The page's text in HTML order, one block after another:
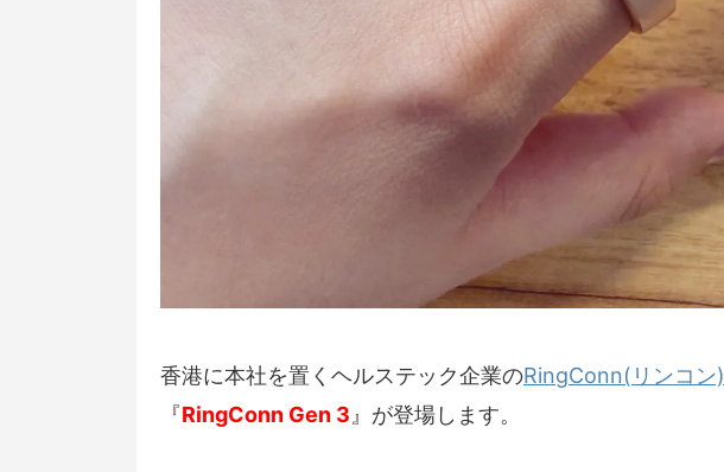
香港に本社を置くヘルステック企業のRingConn(リンコン)
『RingConn Gen 3 』が登場します。